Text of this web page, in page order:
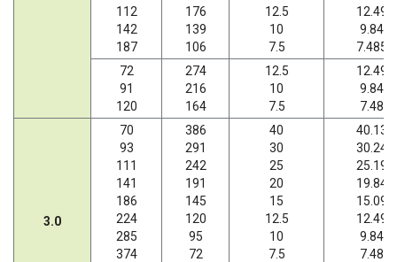
112
142
187
176
139
106
12.5
10
7.5
12.49
9.84
7.485
72
91
120
274
216
164
12.5
10
7.5
12.49
9.84
7.48
3.0
70
93
111
141
186
224
285
374
386
291
242
191
145
120
95
72
40
30
25
20
15
12.5
10
7.5
40.13
30.24
25.19
19.84
15.09
12.49
9.84
7.48